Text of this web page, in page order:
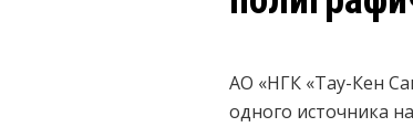
АО «НГК «Тау-Кен
одного источника